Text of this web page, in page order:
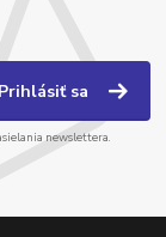
Prihlásiť sa
newslettera.